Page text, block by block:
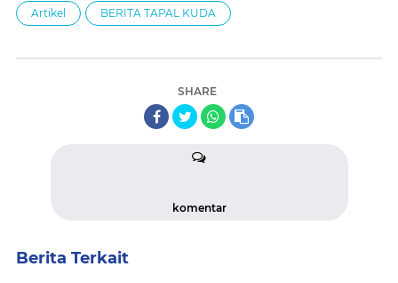
Artikel BERITA TAPAL KUDA
SHARE
komentar
Berita Terkait